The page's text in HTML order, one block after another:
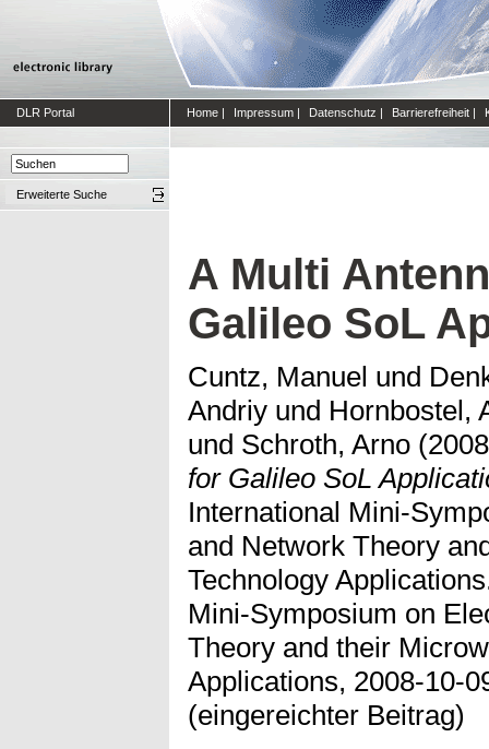
DLR Portal Home | Impressum | Datenschutz | Barrierefreiheit |
Erweiterte Suche
A Multi
Galileo SoL
Cuntz, Manuel und
Andriy und Hornbostel,
und Schroth, Arno
for Galileo SoL
International Mini-
and Network Theory
Technology
Mini-Symposium on
Theory and their
Applications, 2008-10-
(eingereichter Beitrag)